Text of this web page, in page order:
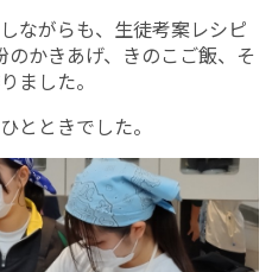
ながらも、生徒考案レシピ
かきあげ、きのこご飯、そ
ました。
とときでした。